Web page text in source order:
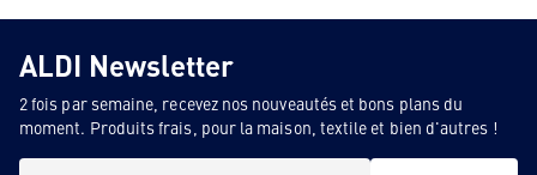
ALDI Newsletter
2 fois par semaine, recevez nos nouveautés et bons plans du
moment. Produits frais, pour la maison, textile et bien d'autres !